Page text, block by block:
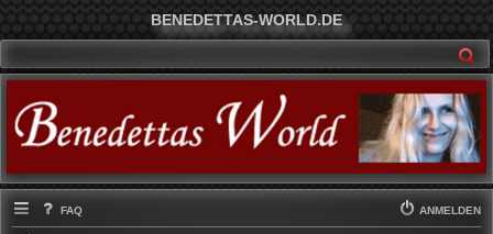
BENEDETTAS-WORLD.DE
FAQ ANMELDEN